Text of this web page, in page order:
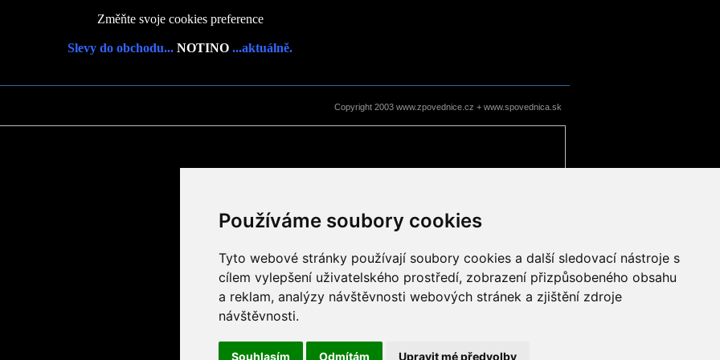
Používáme soubory cookies
Tyto webové stránky používají soubory cookies a další sledovací nástroje s
cílem vylepšení uživatelského prostředí, zobrazení přizpůsobeného obsahu
a reklam, analýzy návštěvnosti webových stránek a zjištění zdroje
návštěvnosti.
Souhlasím Odmítám Upravit mé předvolby
Změňte svoje cookies preference
Slevy do obchodu... NOTINO ...aktuálně.
Copyright 2003 www.zpovednice.cz + www.spovednica.sk